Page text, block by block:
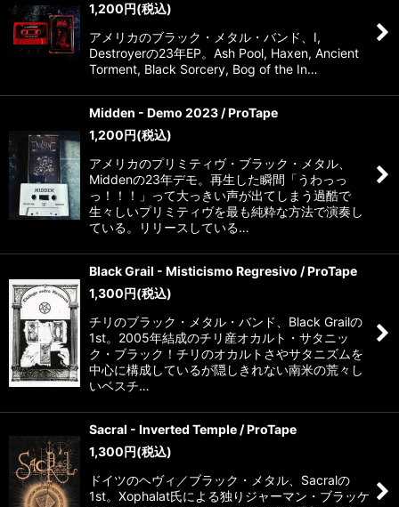
1,200円(税込)
アメリカのブラック・メタル・バンド、I,
Destroyerの23年EP。Ash Pool, Haxen, Ancient
Torment, Black Sorcery, Bog of the In…
Midden - Demo 2023 / ProTape
1,200円(税込)
アメリカのプリミティヴ・ブラック・メタル、
Middenの23年デモ。再生した瞬間「うわっっ
っ！！！」って大っきい声が出てしまう過酷で
生々しいプリミティヴを最も純粋な方法で演奏し
ている。リリースしている…
Black Grail - Misticismo Regresivo / ProTape
1,300円(税込)
チリのブラック・メタル・バンド、Black Grailの
1st。2005年結成のチリ産オカルト・サタニッ
ク・ブラック！チリのオカルトさやサタニズムを
中心に構成しているが隠しきれない南米の荒々し
いベスチ…
Sacral - Inverted Temple / ProTape
1,300円(税込)
ドイツのヘヴィ／ブラック・メタル、Sacralの
1st。Xophalat氏による独りジャーマン・ブラッケ